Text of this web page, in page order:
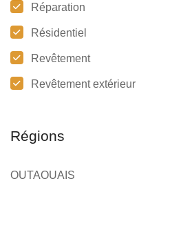
Réparation
Résidentiel
Revêtement
Revêtement extérieur
Régions
OUTAOUAIS